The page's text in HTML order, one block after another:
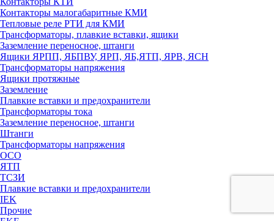
Контакторы малогабаритные КМИ
Тепловые реле РTИ для КМИ
Трансформаторы, плавкие вставки, ящики
Заземление переносное, штанги
Ящики ЯРПП, ЯБПВУ, ЯРП, ЯБ,ЯТП, ЯРВ, ЯСН
Трансформаторы напряжения
Ящики протяжные
Заземление
Плавкие вставки и предохранители
Трансформаторы тока
Заземление переносное, штанги
Штанги
Трансформаторы напряжения
ОСО
ЯТП
ТСЗИ
Плавкие вставки и предохранители
IEK
Прочие